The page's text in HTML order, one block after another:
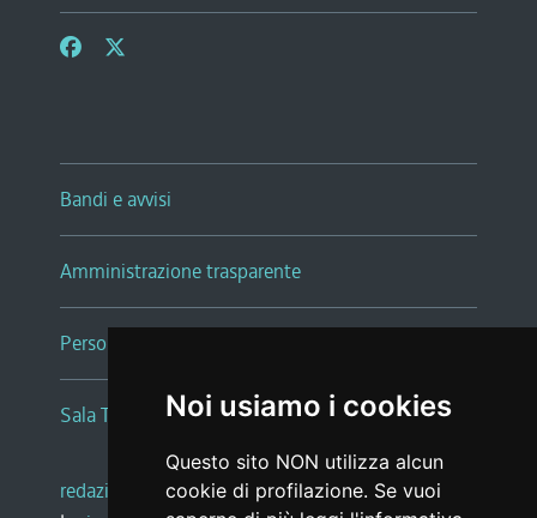
Noi usiamo i cookies
Questo sito NON utilizza alcun
cookie di profilazione. Se vuoi
Bandi e avvisi
Amministrazione trasparente
Persone e Uffici
Sala Tiziano Tessitori
redazione web |note legali |glossario